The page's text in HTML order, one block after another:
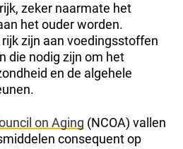
zeker naarmate het
het ouder worden.
zijn aan voedingsstoffen
die nodig zijn om het
en de algehele
on Aging (NCOA) vallen
consequent op